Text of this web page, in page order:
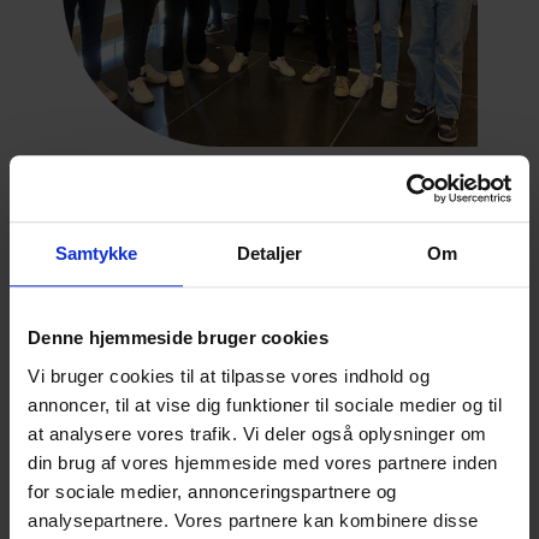
Samtykke Detaljer Om
Denne hjemmeside bruger cookies
Vi bruger cookies til at tilpasse vores indhold og
annoncer, til at vise dig funktioner til sociale medier og til
at analysere vores trafik. Vi deler også oplysninger om
din brug af vores hjemmeside med vores partnere inden
for sociale medier, annonceringspartnere og
analysepartnere. Vores partnere kan kombinere disse
Fremtiden
Hvad kan du bruge en
HHX-uddannelse til?
HHX giver adgang til universiteter,
handelshøjskoler og andre
videregående uddannelser. Du har
også mulighed for at blive
selvstændig erhvervsdrivende og